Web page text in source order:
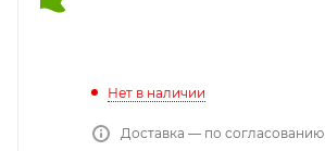
Нет в наличии
Доставка — по согласованию